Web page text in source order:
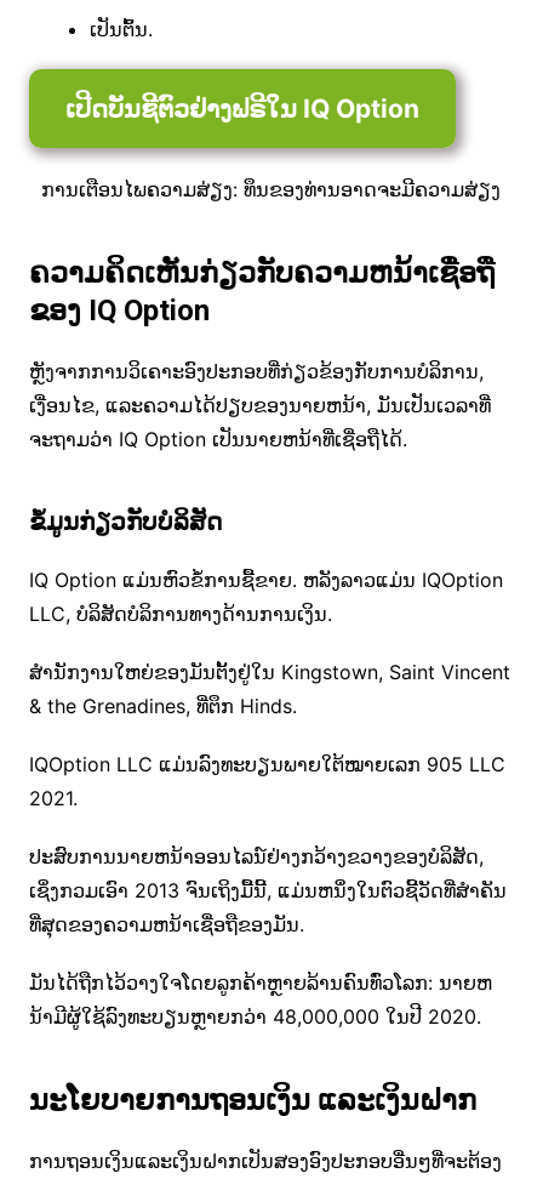
ເປັນຕົ້ນ.
ເປີດບັນຊີຕົວຢ່າງຟຣີໃນ IQ Option
ການເຕືອນໄພຄວາມສ່ຽງ: ທຶນຂອງທ່ານອາດຈະມີຄວາມສ່ຽງ
ຄວາມຄິດເຫັນກ່ຽວກັບຄວາມຫນ້າເຊື່ອຖື
ຂອງ IQ Option
ຫຼັງຈາກການວິເຄາະອົງປະກອບທີ່ກ່ຽວຂ້ອງກັບການບໍລິການ,
ເງື່ອນໄຂ, ແລະຄວາມໄດ້ປຽບຂອງນາຍຫນ້າ, ມັນເປັນເວລາທີ່
ຈະຖາມວ່າ IQ Option ເປັນນາຍຫນ້າທີ່ເຊື່ອຖືໄດ້.
ຂໍ້ມູນກ່ຽວກັບບໍລິສັດ
IQ Option ແມ່ນຫົວຂໍ້ການຊື້ຂາຍ. ຫລັງລາວແມ່ນ IQOption
LLC, ບໍລິສັດບໍລິການທາງດ້ານການເງິນ.
ສໍານັກງານໃຫຍ່ຂອງມັນຕັ້ງຢູ່ໃນ Kingstown, Saint Vincent
& the Grenadines, ທີ່ຕຶກ Hinds.
IQOption LLC ແມ່ນລົງທະບຽນພາຍໃຕ້ໝາຍເລກ 905 LLC
2021.
ປະສົບການນາຍຫນ້າອອນໄລນ໌ຢ່າງກວ້າງຂວາງຂອງບໍລິສັດ,
ເຊິ່ງກວມເອົາ 2013 ຈົນເຖິງມື້ນີ້, ແມ່ນຫນຶ່ງໃນຕົວຊີ້ວັດທີ່ສໍາຄັນ
ທີ່ສຸດຂອງຄວາມຫນ້າເຊື່ອຖືຂອງມັນ.
ມັນໄດ້ຖືກໄວ້ວາງໃຈໂດຍລູກຄ້າຫຼາຍລ້ານຄົນທົ່ວໂລກ: ນາຍຫ
ນ້າມີຜູ້ໃຊ້ລົງທະບຽນຫຼາຍກວ່າ 48,000,000 ໃນປີ 2020.
ນະໂຍບາຍການຖອນເງິນ ແລະເງິນຝາກ
ການຖອນເງິນແລະເງິນຝາກເປັນສອງອົງປະກອບອື່ນໆທີ່ຈະຕ້ອງ